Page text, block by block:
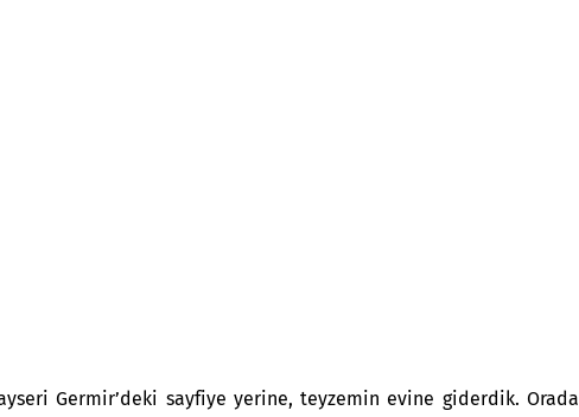
Germir’deki sayfiye yerine, teyzemin evine giderdik. Orada